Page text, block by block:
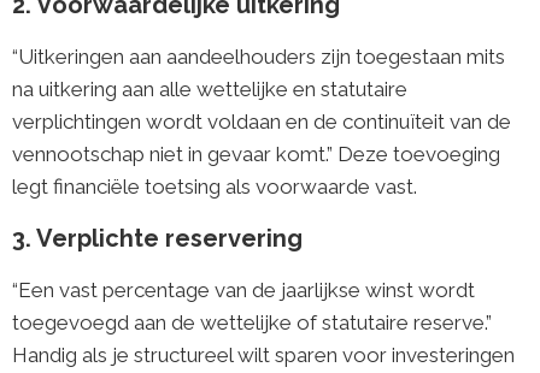
“Uitkeringen aan aandeelhouders zijn toegestaan mits
na uitkering aan alle wettelijke en statutaire
verplichtingen wordt voldaan en de continuïteit van de
vennootschap niet in gevaar komt.” Deze toevoeging
legt financiële toetsing als voorwaarde vast.
3. Verplichte reservering
“Een vast percentage van de jaarlijkse winst wordt
toegevoegd aan de wettelijke of statutaire reserve.”
Handig als je structureel wilt sparen voor investeringen